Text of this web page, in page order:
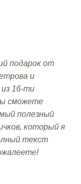
подарок от
и
из 16-ти
сможете
полезный
который я
текст